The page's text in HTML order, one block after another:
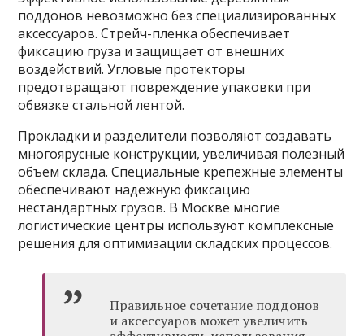
поддонов невозможно без специализированных
аксессуаров. Стрейч-пленка обеспечивает
фиксацию груза и защищает от внешних
воздействий. Угловые протекторы
предотвращают повреждение упаковки при
обвязке стальной лентой.
Прокладки и разделители позволяют создавать
многоярусные конструкции, увеличивая полезный
объем склада. Специальные крепежные элементы
обеспечивают надежную фиксацию
нестандартных грузов. В Москве многие
логистические центры используют комплексные
решения для оптимизации складских процессов.
Правильное сочетание поддонов
и аксессуаров может увеличить